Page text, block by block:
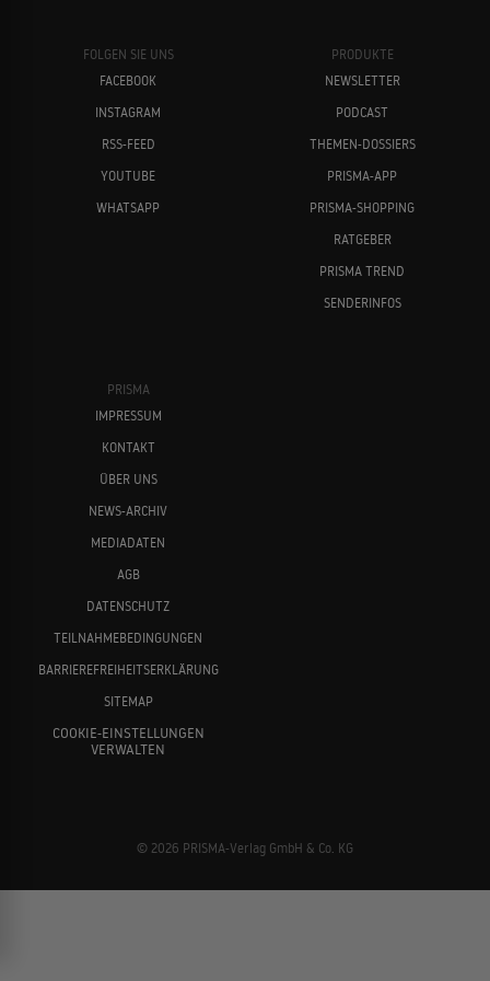
FOLGEN SIE UNS
FACEBOOK
INSTAGRAM
RSS-FEED
YOUTUBE
WHATSAPP
PRODUKTE
NEWSLETTER
PODCAST
THEMEN-DOSSIERS
PRISMA-APP
PRISMA-SHOPPING
RATGEBER
PRISMA TREND
SENDERINFOS
PRISMA
IMPRESSUM
KONTAKT
ÜBER UNS
NEWS-ARCHIV
MEDIADATEN
AGB
DATENSCHUTZ
TEILNAHMEBEDINGUNGEN
BARRIEREFREIHEITSERKLÄRUNG
SITEMAP
COOKIE-EINSTELLUNGEN
VERWALTEN
© 2026 PRISMA-Verlag GmbH & Co. KG